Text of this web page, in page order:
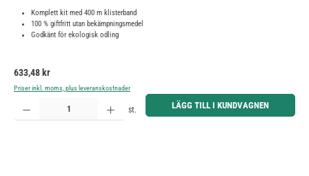
Komplett kit med 400 m klisterband
100 % giftfritt utan bekämpningsmedel
Godkänt för ekologisk odling
Ordinarie pris:
633,48 kr
Priser inkl. moms, plus leveranskostnader
Produktkvantitet: Ange önskat belopp eller använd knapparna för att öka eller minska kvantiteten.
st. LÄGG TILL I KUNDVAGNEN